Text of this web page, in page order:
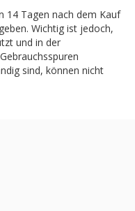
14 Tagen nach dem Kauf
Wichtig ist jedoch,
und in der
sind, können nicht